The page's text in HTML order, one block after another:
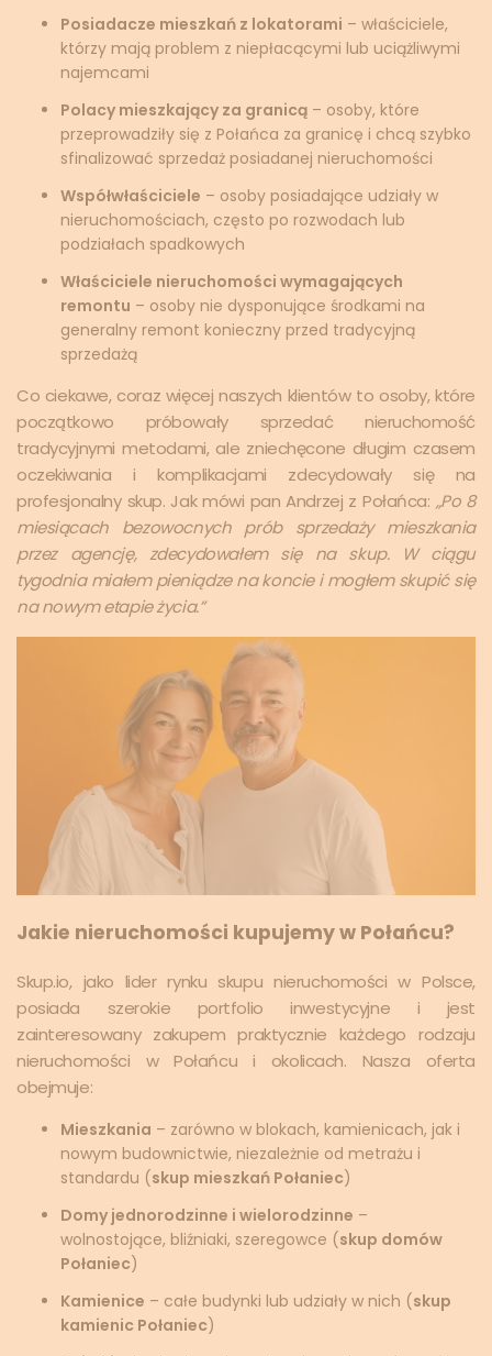
Posiadacze mieszkań z lokatorami – właściciele,
którzy mają problem z niepłacącymi lub uciążliwymi
najemcami
Polacy mieszkający za granicą – osoby, które
przeprowadziły się z Połańca za granicę i chcą szybko
sfinalizować sprzedaż posiadanej nieruchomości
Współwłaściciele – osoby posiadające udziały w
nieruchomościach, często po rozwodach lub
podziałach spadkowych
Właściciele nieruchomości wymagających
remontu – osoby nie dysponujące środkami na
generalny remont konieczny przed tradycyjną
sprzedażą
Co ciekawe, coraz więcej naszych klientów to osoby, które
początkowo próbowały sprzedać nieruchomość
tradycyjnymi metodami, ale zniechęcone długim czasem
oczekiwania i komplikacjami zdecydowały się na
profesjonalny skup. Jak mówi pan Andrzej z Połańca: „Po 8
miesiącach bezowocnych prób sprzedaży mieszkania
przez agencję, zdecydowałem się na skup. W ciągu
tygodnia miałem pieniądze na koncie i mogłem skupić się
na nowym etapie życia.”
Jakie nieruchomości kupujemy w Połańcu?
Skup.io, jako lider rynku skupu nieruchomości w Polsce,
posiada szerokie portfolio inwestycyjne i jest
zainteresowany zakupem praktycznie każdego rodzaju
nieruchomości w Połańcu i okolicach. Nasza oferta
obejmuje:
Mieszkania – zarówno w blokach, kamienicach, jak i
nowym budownictwie, niezależnie od metrażu i
standardu (skup mieszkań Połaniec)
Domy jednorodzinne i wielorodzinne –
wolnostojące, bliźniaki, szeregowce (skup domów
Połaniec)
Kamienice – całe budynki lub udziały w nich (skup
kamienic Połaniec)